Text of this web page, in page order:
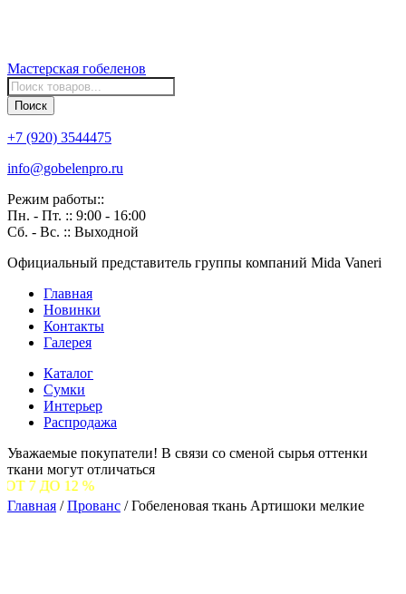
Мастерская гобеленов
Поиск
товаров
Поиск
+7 (920) 3544475
info@gobelenpro.ru
Режим работы::
Пн. - Пт. :: 9:00 - 16:00
Сб. - Вс. :: Выходной
Официальный представитель группы компаний Mida Vaneri
Главная
Новинки
Контакты
Галерея
Каталог
Сумки
Интерьер
Распродажа
Уважаемые покупатели! В связи со сменой сырья оттенки
ткани могут отличаться
Главная /Прованс /Гобеленовая ткань Артишоки мелкие